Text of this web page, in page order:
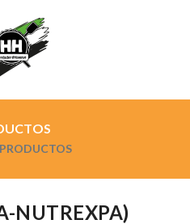
PRODUCTOS
NUTREXPA)